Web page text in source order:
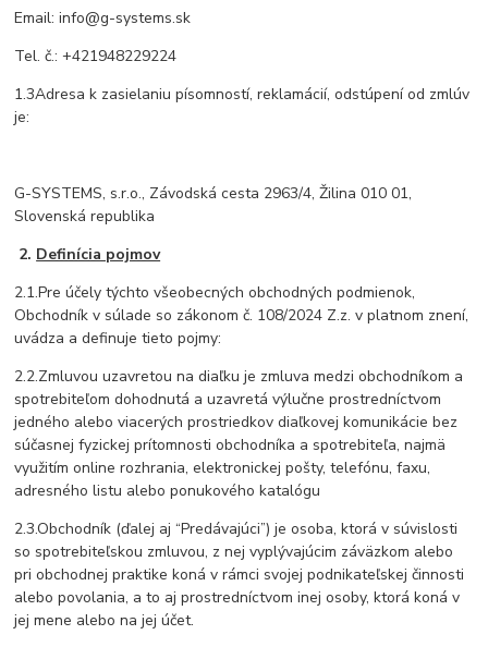
Email: info@g-systems.sk
Tel. č.: +421948229224
1.3Adresa k zasielaniu písomností, reklamácií, odstúpení od zmlúv
je:
G-SYSTEMS, s.r.o., Závodská cesta 2963/4, Žilina 010 01,
Slovenská republika
2. Definícia pojmov
2.1.Pre účely týchto všeobecných obchodných podmienok,
Obchodník v súlade so zákonom č. 108/2024 Z.z. v platnom znení,
uvádza a definuje tieto pojmy:
2.2.Zmluvou uzavretou na diaľku je zmluva medzi obchodníkom a
spotrebiteľom dohodnutá a uzavretá výlučne prostredníctvom
jedného alebo viacerých prostriedkov diaľkovej komunikácie bez
súčasnej fyzickej prítomnosti obchodníka a spotrebiteľa, najmä
využitím online rozhrania, elektronickej pošty, telefónu, faxu,
adresného listu alebo ponukového katalógu
2.3.Obchodník (ďalej aj “Predávajúci”) je osoba, ktorá v súvislosti
so spotrebiteľskou zmluvou, z nej vyplývajúcim záväzkom alebo
pri obchodnej praktike koná v rámci svojej podnikateľskej činnosti
alebo povolania, a to aj prostredníctvom inej osoby, ktorá koná v
jej mene alebo na jej účet.